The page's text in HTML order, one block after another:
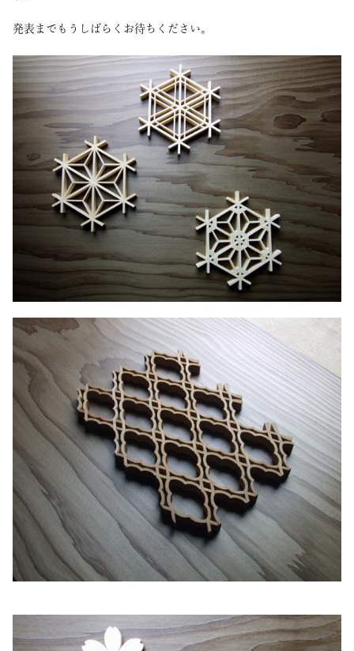
発表までもうしばらくお待ちください。